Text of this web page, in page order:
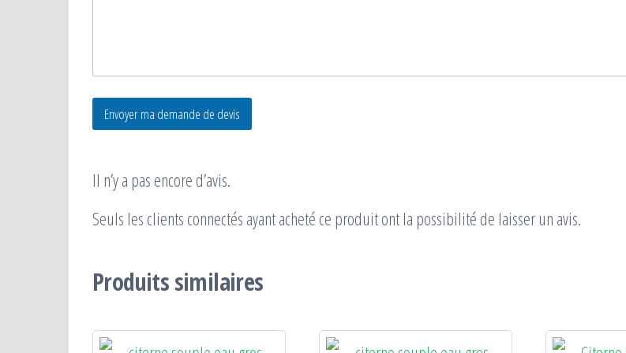
Envoyer ma demande de devis
Il n’y a pas encore d’avis.
Seuls les clients connectés ayant acheté ce produit ont la possibilité de laisser un avis.
Produits similaires